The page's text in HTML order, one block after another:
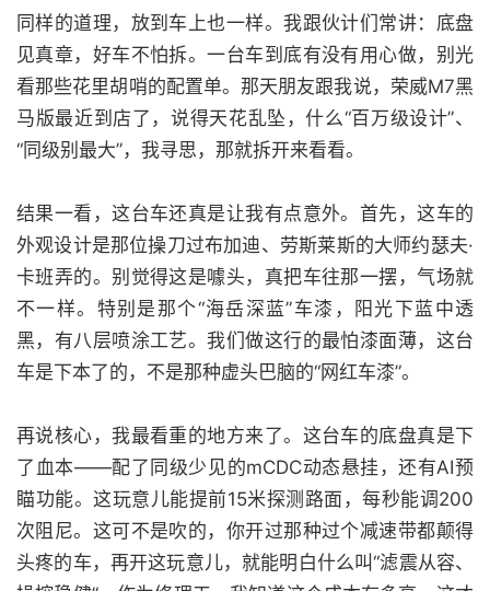
同样的道理，放到车上也一样。我跟伙计们常讲：底盘
见真章，好车不怕拆。一台车到底有没有用心做，别光
看那些花里胡哨的配置单。那天朋友跟我说，荣威M7黑
马版最近到店了，说得天花乱坠，什么“百万级设计”、
“同级别最大”，我寻思，那就拆开来看看。
结果一看，这台车还真是让我有点意外。首先，这车的
外观设计是那位操刀过布加迪、劳斯莱斯的大师约瑟夫·
卡班弄的。别觉得这是噱头，真把车往那一摆，气场就
不一样。特别是那个“海岳深蓝”车漆，阳光下蓝中透
黑，有八层喷涂工艺。我们做这行的最怕漆面薄，这台
车是下本了的，不是那种虚头巴脑的“网红车漆”。
再说核心，我最看重的地方来了。这台车的底盘真是下
了血本——配了同级少见的mCDC动态悬挂，还有AI预
瞄功能。这玩意儿能提前15米探测路面，每秒能调200
次阻尼。这可不是吹的，你开过那种过个减速带都颠得
头疼的车，再开这玩意儿，就能明白什么叫“滤震从容、